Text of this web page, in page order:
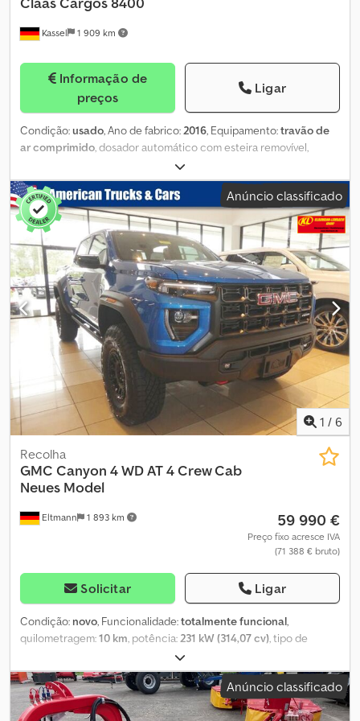
Kassel 1 909 km
Informação de
preços
Ligar
Condição:usado, Ano de fabrico:2016, Equipamento:travão de
ar comprimido, dosador automático com esteira removível,
terceira roda de apoio sob a pick-up, / 6905 cargas, eixo
autodirecional, suspensão do timão hidráulica, suspensão do eixo
/ mecânica, sistema Load Sensing, pick-up, unidade de corte com
40 facas, pacote de luzes LED, / pino de medição de força para L
Dsdpfxstpn Tpj Afwsck
Anúncio classificado
1 / 6
Eltmann 1 893 km
Recolha
GMC Canyon 4 WD AT 4 Crew Cab
Neues Model
59 990 €
Preço fixo acresce IVA
(71 388 € bruto)
Solicitar Ligar
Condição: novo, Funcionalidade:totalmente funcional,
quilometragem:10 km, potência:231 kW (314,07 cv), tipo de
, tipo de engrenagem:
configuração de eixo:4x4, consumo de combustível (urbano):13,2
l/100 km, consumo de combustível (extraurbano):10,9 l/100 km,
consumo de combustível (combinado):12,2 l/100 km, Emissões de
Anúncio classificado